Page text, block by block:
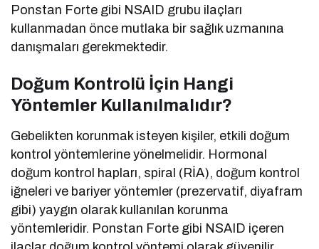
Ponstan Forte gibi NSAID grubu ilaçları
kullanmadan önce mutlaka bir sağlık uzmanına
danışmaları gerekmektedir.
Doğum Kontrolü İçin Hangi
Yöntemler Kullanılmalıdır?
Gebelikten korunmak isteyen kişiler, etkili doğum
kontrol yöntemlerine yönelmelidir. Hormonal
doğum kontrol hapları, spiral (RİA), doğum kontrol
iğneleri ve bariyer yöntemler (prezervatif, diyafram
gibi) yaygın olarak kullanılan korunma
yöntemleridir. Ponstan Forte gibi NSAID içeren